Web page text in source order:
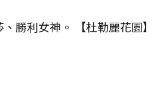
勝利女神。 【杜勒麗花園